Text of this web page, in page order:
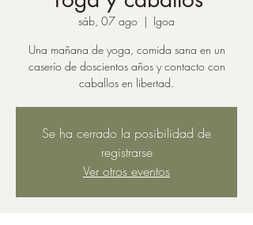
sáb, 07 ago
  |
Igoa
Una mañana de yoga, comida sana en un
caserío de doscientos años y contacto con
caballos en libertad.
Se ha cerrado la posibilidad de
registrarse
Ver otros eventos